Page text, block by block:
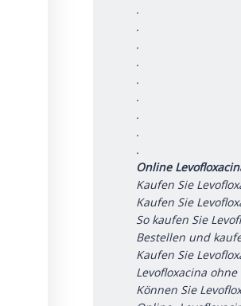
.
.
.
.
.
.
.
.
.
Online
Kaufen Sie
Kaufen Sie
So kaufen Sie
Bestellen und
Kaufen Sie
Levofloxacina ohne
Können Sie